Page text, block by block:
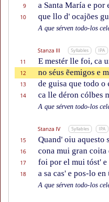
9
a Santa María e por
10
que llo d' ocajões
A que sérven todo-los
Stanza III Syllables IPA
11 E mestér lle foi, ca
12
no séus ẽemigos e
13
de guisa que todo o
14
ca lle déron cólbes
A que sérven todo-los
Stanza IV Syllables IPA
15 Quand' oiu aquesto
16
cona mui gran
17
foi por el mui tóst'
18
a sa cas' e pos-lo en
A que sérven todo-los